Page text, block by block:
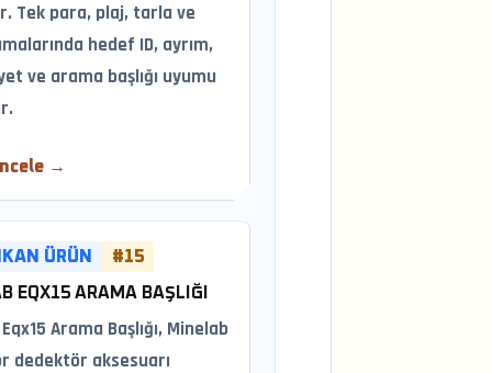
Tek para, plaj, tarla ve
hedef ID, ayrım,
ve arama başlığı uyumu
→
ÜRÜN #15
EQX15 ARAMA BAŞLIĞI
Arama Başlığı, Minelab
dedektör aksesuarı